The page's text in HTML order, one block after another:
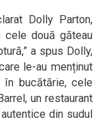
Dolly Parton,
cele două găteau
a spus Dolly,
le-au menținut
în bucătărie, cele
un restaurant
din sudul